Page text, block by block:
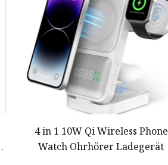
4 in 1 10W Qi Wireless Phone
Watch Ohrhörer Ladegerät